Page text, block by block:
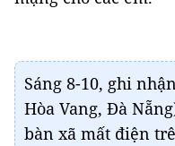
Sáng 8-10, ghi
Hòa Vang, Đà
bàn xã mất điện